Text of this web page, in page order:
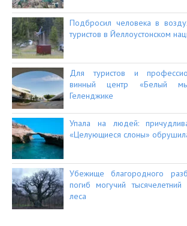
Подбросил человека в
туристов в Йеллоустонском
Для туристов и
винный центр «Белый
Геленджике
Упала на людей:
«Целующиеся слоны»
Убежище благородного
погиб могучий
леса